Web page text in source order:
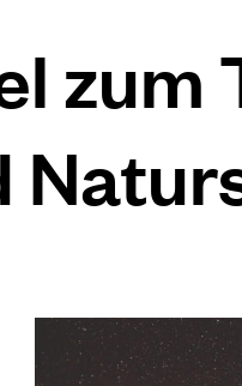
zum